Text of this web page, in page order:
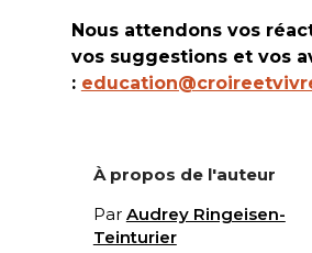
Nous attendons vos
vos suggestions et vos
:
À propos de l'auteur
Par Audrey Ringeisen-
Teinturier